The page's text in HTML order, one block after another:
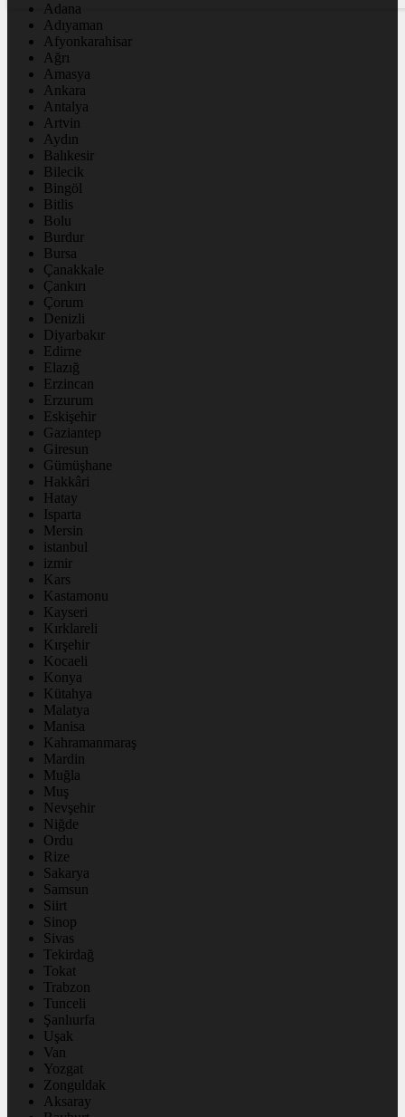
Adana
Adıyaman
Afyonkarahisar
Ağrı
Amasya
Ankara
Antalya
Artvin
Aydın
Balıkesir
Bilecik
Bingöl
Bitlis
Bolu
Burdur
Bursa
Çanakkale
Çankırı
Çorum
Denizli
Diyarbakır
Edirne
Elazığ
Erzincan
Erzurum
Eskişehir
Gaziantep
Giresun
Gümüşhane
Hakkâri
Hatay
Isparta
Mersin
istanbul
izmir
Kars
Kastamonu
Kayseri
Kırklareli
Kırşehir
Kocaeli
Konya
Kütahya
Malatya
Manisa
Kahramanmaraş
Mardin
Muğla
Muş
Nevşehir
Niğde
Ordu
Rize
Sakarya
Samsun
Siirt
Sinop
Sivas
Tekirdağ
Tokat
Trabzon
Tunceli
Şanlıurfa
Uşak
Van
Yozgat
Zonguldak
Aksaray